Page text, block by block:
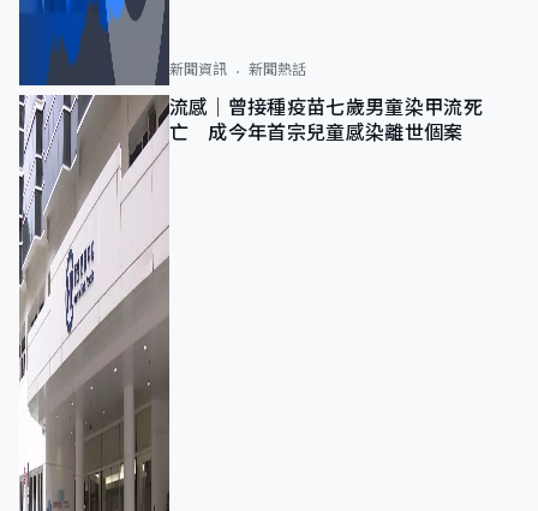
新聞資訊 新聞熱話
流感｜曾接種疫苗七歲男童染甲流死
亡 成今年首宗兒童感染離世個案